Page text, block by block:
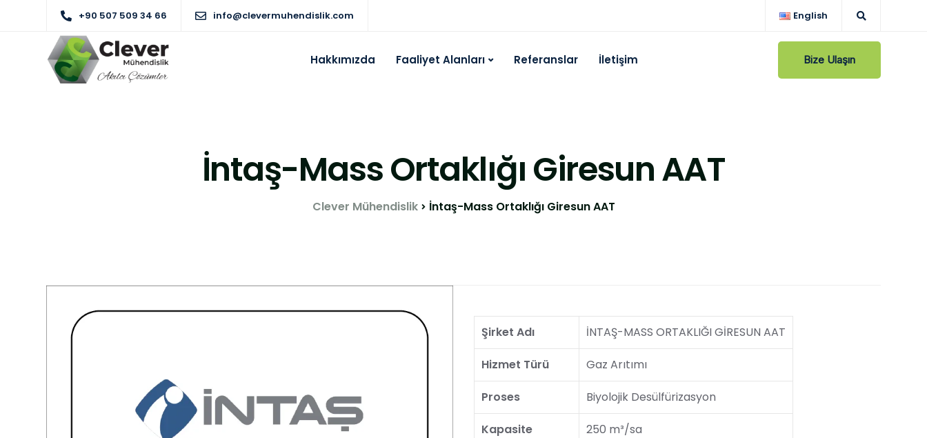
+90 507 509 34 66 info@clevermuhendislik.com English
Hakkımızda Faaliyet Alanları Referanslar İletişim Bize Ulaşın
İntaş-Mass Ortaklığı Giresun AAT
Clever Mühendislik İntaş-Mass Ortaklığı Giresun AAT
Şirket Adı İNTAŞ-MASS ORTAKLIĞI GİRESUN AAT
Hizmet Türü Gaz Arıtımı
Proses Biyolojik Desülfürizasyon
Kapasite 250 m³/sa